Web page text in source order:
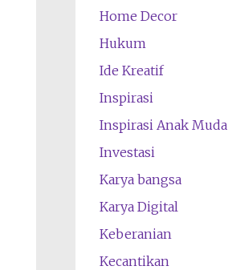
Home Decor
Hukum
Ide Kreatif
Inspirasi
Inspirasi Anak Muda
Investasi
Karya bangsa
Karya Digital
Keberanian
Kecantikan